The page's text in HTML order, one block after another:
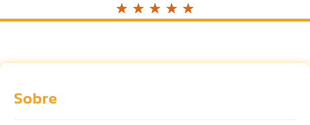
☆ ☆ ☆ ☆ ☆
Sobre